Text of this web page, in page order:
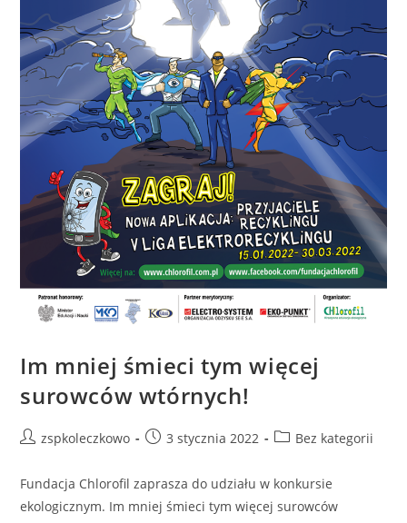
Im mniej śmieci tym więcej
surowców wtórnych!
zspkoleczkowo 3 stycznia 2022 Bez kategorii
Fundacja Chlorofil zaprasza do udziału w konkursie
ekologicznym. Im mniej śmieci tym więcej surowców